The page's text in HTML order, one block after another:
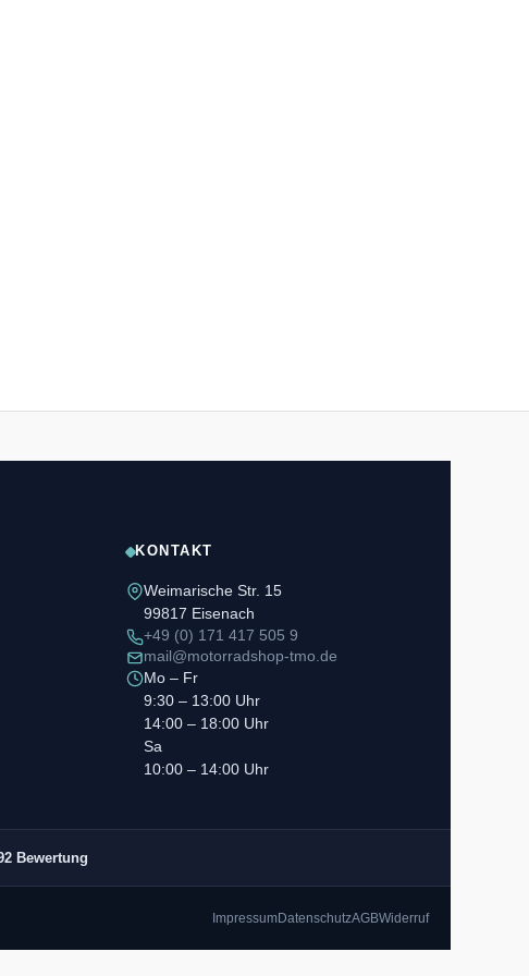
KONTAKT
Weimarische Str. 15
99817 Eisenach
+49 (0) 171 417 505 9
mail@motorradshop-tmo.de
Mo – Fr
9:30 – 13:00 Uhr
14:00 – 18:00 Uhr
Sa
10:00 – 14:00 Uhr
Bewertung
ImpressumDatenschutzAGBWiderruf